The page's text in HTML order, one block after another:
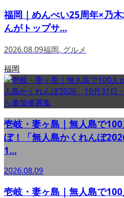
福岡｜めんべい25周年×乃
んがトップサ...
2026.08.09福岡, グルメ
福岡
壱岐・妻ヶ島｜無人島で
ぼ！「無人島かくれんぼ
1...
2026.08.09
壱岐・妻ヶ島｜無人島で